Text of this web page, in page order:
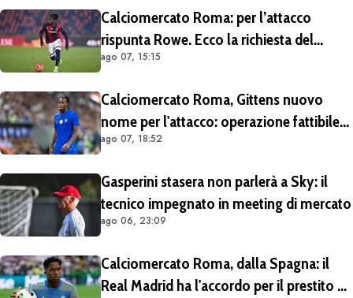
Calciomercato Roma: per l’attacco
rispunta Rowe. Ecco la richiesta del
Bologna
ago 07, 15:15
Calciomercato Roma, Gittens nuovo
nome per l'attacco: operazione fattibile
solo in prestito
ago 07, 18:52
Gasperini stasera non parlerà a Sky: il
tecnico impegnato in meeting di mercato
ago 06, 23:09
Calciomercato Roma, dalla Spagna: il
Real Madrid ha l'accordo per il prestito di